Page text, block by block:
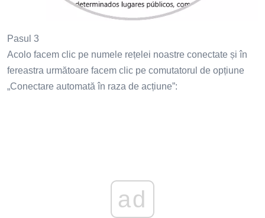
Pasul 3
Acolo facem clic pe numele rețelei noastre conectate și în
fereastra următoare facem clic pe comutatorul de opțiune
„Conectare automată în raza de acțiune”:
ad